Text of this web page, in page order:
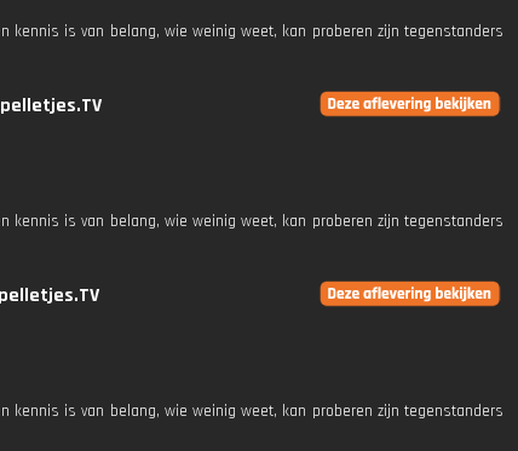
kennis is van belang, wie weinig weet, kan proberen zijn tegenstanders
kennis is van belang, wie weinig weet, kan proberen zijn tegenstanders
kennis is van belang, wie weinig weet, kan proberen zijn tegenstanders